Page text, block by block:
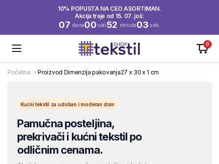
10% POPUSTA NA CEO ASORTIMAN.
Akcija traje od 15. 07. još:
07 dana00 sati52 minuta03 sek.
0
Početna Proizvod Dimenzija pakovanja27 x 30 x 1 cm
Kućni tekstil za udoban i moderan dom
Pamučna posteljina,
prekrivači i kućni tekstil po
odličnim cenama.